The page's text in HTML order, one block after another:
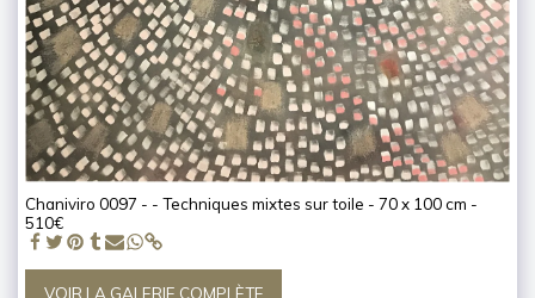
Chaniviro 0097 - - Techniques mixtes sur toile - 70 x 100 cm -
510€
VOIR LA GALERIE COMPLÈTE